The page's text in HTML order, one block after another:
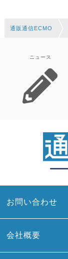
通販通信ECMO
ニュース
お問い合わせ
会社概要